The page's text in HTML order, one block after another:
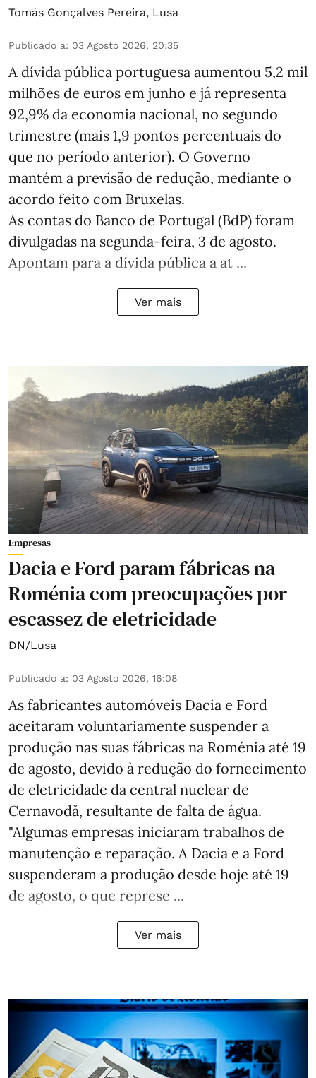
Tomás Gonçalves Pereira, Lusa
Publicado a: 03 Agosto 2026, 20:35
A dívida pública portuguesa aumentou 5,2 mil
milhões de euros em junho e já representa
92,9% da economia nacional, no segundo
trimestre (mais 1,9 pontos percentuais do
que no período anterior). O Governo
mantém a previsão de redução, mediante o
acordo feito com Bruxelas.
As contas do Banco de Portugal (BdP) foram
divulgadas na segunda-feira, 3 de agosto.
Apontam para a dívida pública a at ...
Ver mais
Empresas
Dacia e Ford param fábricas na
Roménia com preocupações por
escassez de eletricidade
DN/Lusa
Publicado a: 03 Agosto 2026, 16:08
As fabricantes automóveis Dacia e Ford
aceitaram voluntariamente suspender a
produção nas suas fábricas na Roménia até 19
de agosto, devido à redução do fornecimento
de eletricidade da central nuclear de
Cernavodă, resultante de falta de água.
"Algumas empresas iniciaram trabalhos de
manutenção e reparação. A Dacia e a Ford
suspenderam a produção desde hoje até 19
de agosto, o que represe ...
Ver mais